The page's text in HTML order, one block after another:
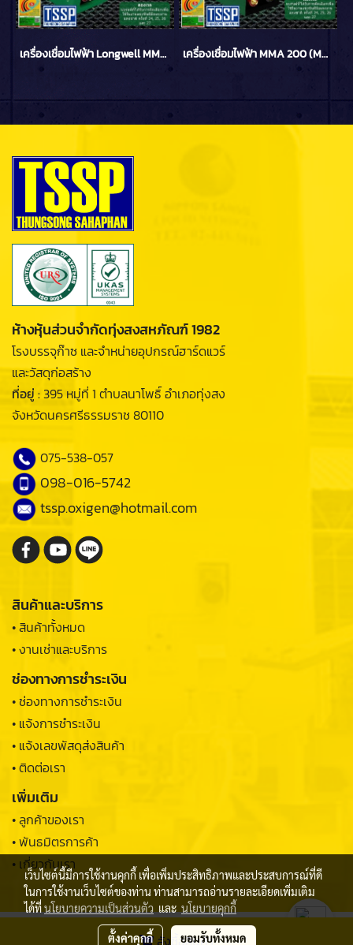
สั่งซื้อสินค้า
เครื่องเชื่อมไฟฟ้า Longwell MMA 215 HDPE Microcontroller ระบบอินเวอร์เตอร์ เครื่องเชื่อมไฟฟ้า MMA 200 (Metal) ระบบอินเวอร์เตอร์ LONGWELL
ห้างหุ้นส่วนจำกัดทุ่งสงสหภัณฑ์ 1982
โรงบรรจุก๊าซ และจำหน่ายอุปกรณ์ฮาร์ดแวร์
และวัสดุก่อสร้าง
ที่อยู่ :395 หมู่ที่ 1 ตำบลนาโพธิ์ อำเภอทุ่งสง
จังหวัดนครศรีธรรมราช 80110
075-538-057
098-016-5742
tssp.oxigen@hotmail.com
สินค้าและบริการ
• สินค้าทั้งหมด
• งานเช่าและบริการ
ช่องทางการชำระเงิน
• ช่องทางการชำระเงิน
• แจ้งการชำระเงิน
• แจ้งเลขพัสดุส่งสินค้า
• ติดต่อเรา
เพิ่มเติม
• ลูกค้าของเรา
• พันธมิตรการค้า
• เกี่ยวกับเรา
© 2022 THUNGSONG SAHAPHAN 1982 LIMITED PARTNERSHIP
เว็บไซต์นี้มีการใช้งานคุกกี้ เพื่อเพิ่มประสิทธิภาพและประสบการณ์ที่ดี
ในการใช้งานเว็บไซต์ของท่าน ท่านสามารถอ่านรายละเอียดเพิ่มเติม
ได้ที่นโยบายความเป็นส่วนตัว และ นโยบายคุกกี้
ตั้งค่าคุกกี้ ยอมรับทั้งหมด